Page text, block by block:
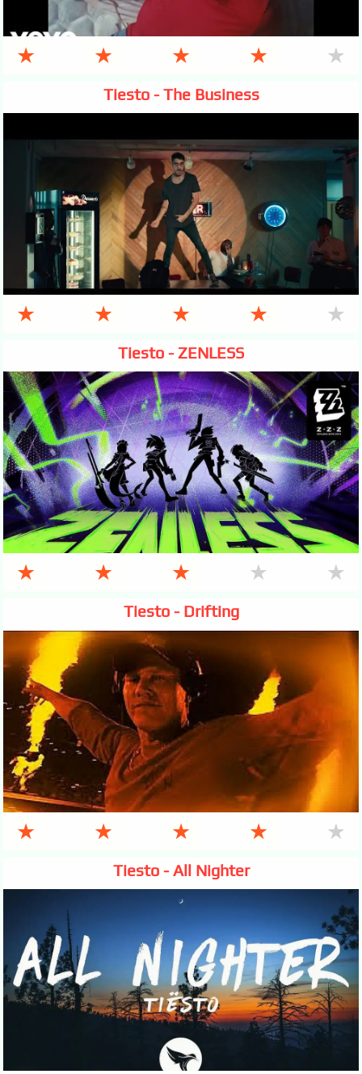
★ ★ ★ ★ ★
Tiesto - The Business
★ ★ ★ ★ ★
Tiesto - ZENLESS
★ ★ ★ ★ ★
Tiesto - Drifting
★ ★ ★ ★ ★
Tiesto - All Nighter